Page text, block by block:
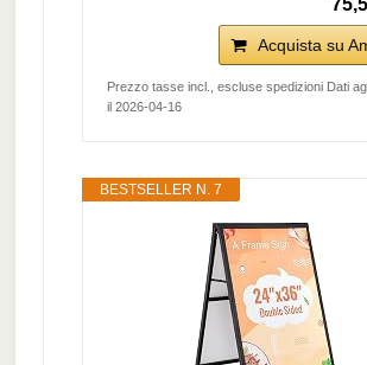
Acquista su
Prezzo tasse incl., escluse spedizioni Dati
il 2026-04-16
BESTSELLER N. 7